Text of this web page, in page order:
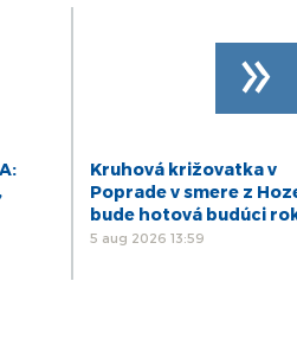
zasadnutia
samosprávneho
Kruhová križovatka v
Poprade v smere z
bude hotová budúci
5 aug 2026 13:59
»